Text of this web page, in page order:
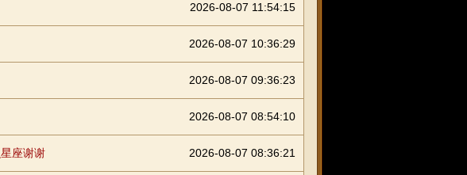
2026-08-07 11:54:15
2026-08-07 10:36:29
2026-08-07 09:36:23
2026-08-07 08:54:10
座谢谢 2026-08-07 08:36:21